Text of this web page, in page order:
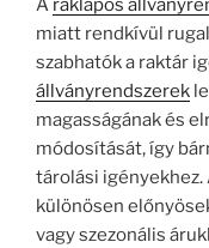
A raklapos
miatt rendkívül
szabhatók a raktár
állványrendszerek
magasságának és
módosítását, így
tárolási igényekhez.
különösen
vagy szezonális